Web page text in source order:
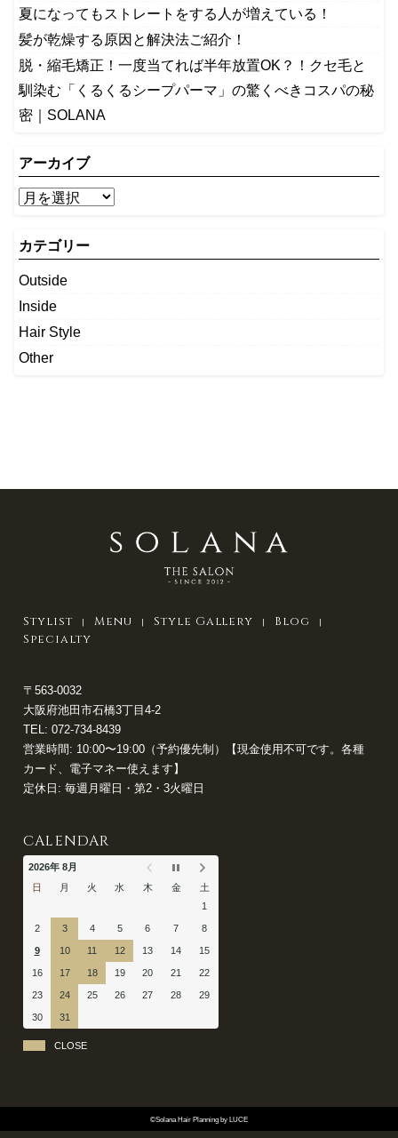
夏になってもストレートをする人が増えている！
髪が乾燥する原因と解決法ご紹介！
脱・縮毛矯正！一度当てれば半年放置OK？！クセ毛と
馴染む「くるくるシープパーマ」の驚くべきコスパの秘
密｜SOLANA
アーカイブ
カテゴリー
Outside
Inside
Hair Style
Other
Stylist Menu Style Gallery
Blog
Specialty
〒563-0032
大阪府池田市石橋3丁目4-2
TEL: 072-734-8439
営業時間: 10:00〜19:00（予約優先制）【現金使用不可です。各種
カード、電子マネー使えます】
定休日: 毎週月曜日・第2・3火曜日
CALENDAR
2026年 8月
日
月 火 水 木 金
土
1
2 3 4 5 6 7 8
9 10 11 12 13 14 15
16 17 18 19 20 21 22
23 24 25 26 27 28 29
30 31
CLOSE
©Solana Hair Planning by LUCE